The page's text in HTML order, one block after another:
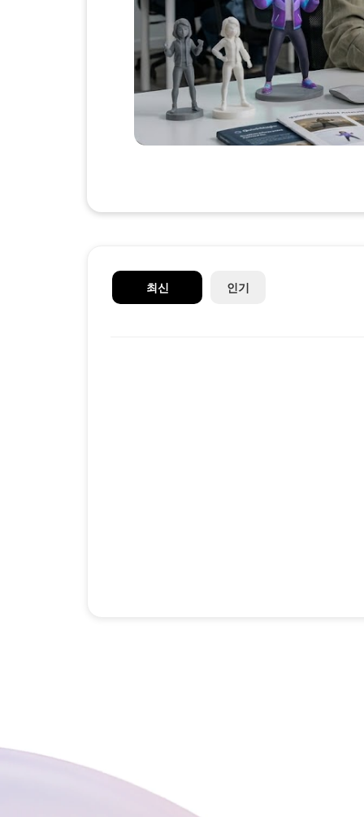
최신 인기